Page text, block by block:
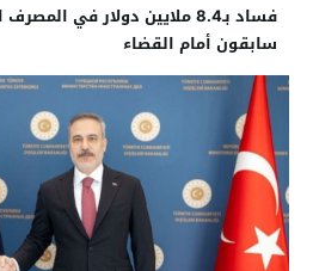
فساد بـ8.4 ملايين دولار في
سابقون أمام القضاء